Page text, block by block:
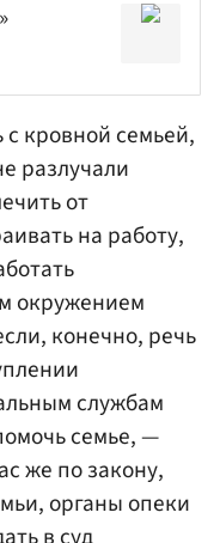
с кровной семьей,
разлучали
от
на работу,
окружением
конечно, речь
службам
семье, —
же по закону,
органы опеки